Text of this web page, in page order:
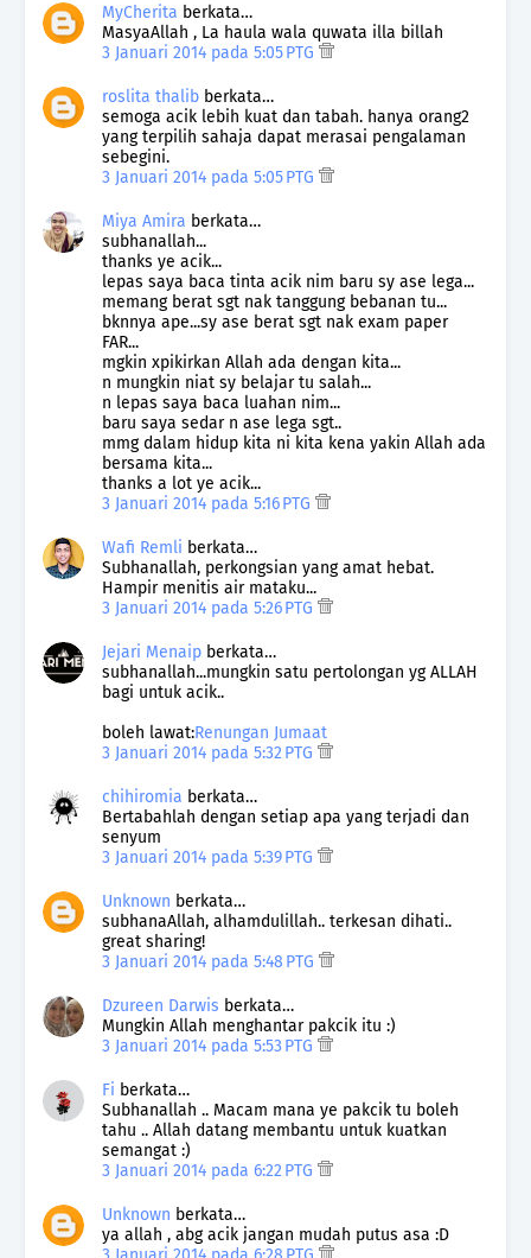
MyCherita berkata…
MasyaAllah , La haula wala quwata illa billah
3 Januari 2014 pada 5:05 PTG
roslita thalib berkata…
semoga acik lebih kuat dan tabah. hanya orang2
yang terpilih sahaja dapat merasai pengalaman
sebegini.
3 Januari 2014 pada 5:05 PTG
Miya Amira berkata…
subhanallah...
thanks ye acik...
lepas saya baca tinta acik nim baru sy ase lega...
memang berat sgt nak tanggung bebanan tu...
bknnya ape...sy ase berat sgt nak exam paper
FAR...
mgkin xpikirkan Allah ada dengan kita...
n mungkin niat sy belajar tu salah...
n lepas saya baca luahan nim...
baru saya sedar n ase lega sgt..
mmg dalam hidup kita ni kita kena yakin Allah ada
bersama kita...
thanks a lot ye acik...
3 Januari 2014 pada 5:16 PTG
Wafi Remli berkata…
Subhanallah, perkongsian yang amat hebat.
Hampir menitis air mataku...
3 Januari 2014 pada 5:26 PTG
Jejari Menaip berkata…
subhanallah...mungkin satu pertolongan yg ALLAH
bagi untuk acik..
boleh lawat:Renungan Jumaat
3 Januari 2014 pada 5:32 PTG
chihiromia berkata…
Bertabahlah dengan setiap apa yang terjadi dan
senyum
3 Januari 2014 pada 5:39 PTG
Unknown berkata…
subhanaAllah, alhamdulillah.. terkesan dihati..
great sharing!
3 Januari 2014 pada 5:48 PTG
Dzureen Darwis berkata…
Mungkin Allah menghantar pakcik itu :)
3 Januari 2014 pada 5:53 PTG
Fi berkata…
Subhanallah .. Macam mana ye pakcik tu boleh
tahu .. Allah datang membantu untuk kuatkan
semangat :)
3 Januari 2014 pada 6:22 PTG
Unknown berkata…
ya allah , abg acik jangan mudah putus asa :D